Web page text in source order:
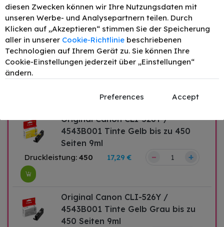
Original Canon CLI-526M /
4542B001 Tinte Magenta bis zu
520 Seiten 9ml
Druckleistung:520 17,29 € – +
Original Canon CLI-526Y /
4543B001 Tinte Gelb bis zu 450
Seiten 9ml
Druckleistung: 450 17,29 € – +
Original Canon CLI-526Y /
4543B001 Tinte Gelb Grau bis zu
450 Seiten 9ml
diesen Zwecken können wir Ihre Nutzungsdaten mit
unseren Werbe- und Analysepartnern teilen. Durch
Klicken auf „Akzeptieren“ stimmen Sie der Speicherung
aller in unserer Cookie-Richtlinie beschriebenen
Technologien auf Ihrem Gerät zu. Sie können Ihre
Cookie-Einstellungen jederzeit über „Einstellungen“
ändern.
Preferences Accept